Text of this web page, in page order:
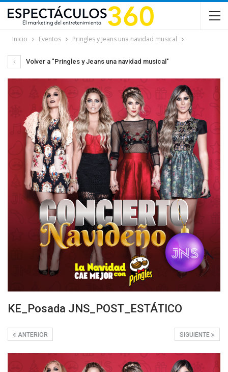
Inicio Eventos Pringles y Jeans una navidad musical
Volver a "Pringles y Jeans una navidad musical"
KE_Posada JNS_POST_ESTÁTICO
SIGUIENTE
ANTERIOR